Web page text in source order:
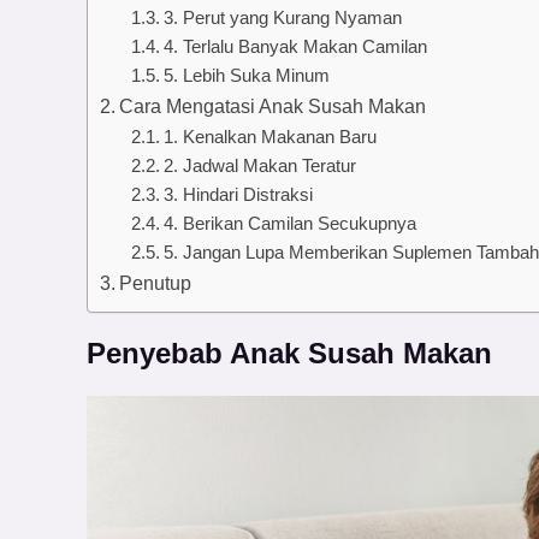
3. Perut yang Kurang Nyaman
4. Terlalu Banyak Makan Camilan
5. Lebih Suka Minum
Cara Mengatasi Anak Susah Makan
1. Kenalkan Makanan Baru
2. Jadwal Makan Teratur
3. Hindari Distraksi
4. Berikan Camilan Secukupnya
5. Jangan Lupa Memberikan Suplemen
Penutup
Penyebab Anak Susah Makan